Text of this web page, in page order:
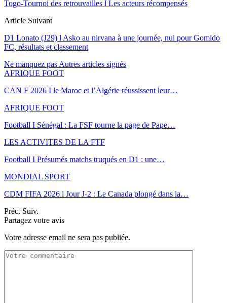
Togo-Tournoi des retrouvailles l Les acteurs récompensés
Article Suivant
D1 Lonato (J29) l Asko au nirvana à une journée, nul pour Gomido
FC, résultats et classement
Ne manquez pas Autres articles signés
AFRIQUE FOOT
CAN F 2026 I le Maroc et l’Algérie réussissent leur…
AFRIQUE FOOT
Football I Sénégal : La FSF tourne la page de Pape…
LES ACTIVITES DE LA FTF
Football I Présumés matchs truqués en D1 : une…
MONDIAL SPORT
CDM FIFA 2026 l Jour J-2 : Le Canada plongé dans la…
Préc. Suiv.
Partagez votre avis
Votre adresse email ne sera pas publiée.